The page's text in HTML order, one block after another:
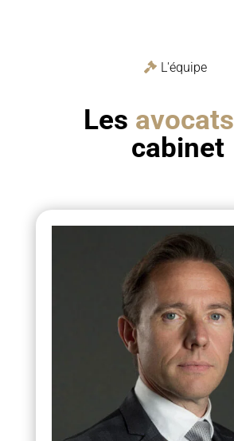
L'équipe
Les avocats
cabinet